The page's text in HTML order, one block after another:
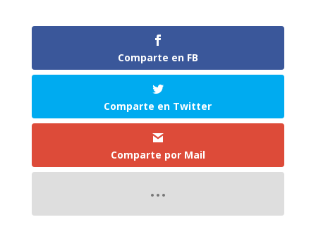
Comparte en FB
Comparte en Twitter
Comparte por Mail